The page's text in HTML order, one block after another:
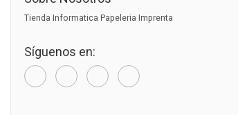
Tienda Informatica Papeleria Imprenta
Síguenos en: